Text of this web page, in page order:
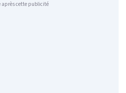
après cette publicité